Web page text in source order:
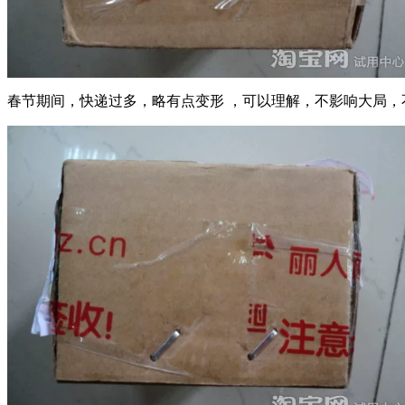
春节期间，快递过多，略有点变形 ，可以理解，不影响大局